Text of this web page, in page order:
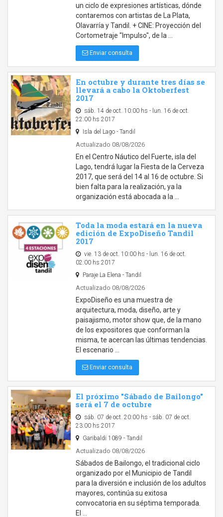
un ciclo de expresiones artísticas, dónde
contaremos con artistas de La Plata,
Olavarría y Tandil. + CINE: Proyección del
Cortometraje "Impulso", de la …
Enviar consulta
En octubre y durante tres días se
llevará a cabo la Oktoberfest
2017
sáb. 14 de oct. 10:00 hs - lun. 16 de oct.
22:00 hs 2017
Isla del Lago - Tandil
Actualizado 08/08/2026
En el Centro Náutico del Fuerte, isla del
Lago, tendrá lugar la Fiesta de la Cerveza
2017, que será del 14 al 16 de octubre. Si
bien falta para la realización, ya la
organización está abocada a la …
Toda la moda estará en la nueva
edición de ExpoDiseño Tandil
2017
vie. 13 de oct. 10:00 hs - lun. 16 de oct.
02:00 hs 2017
Paraje La Elena - Tandil
Actualizado 08/08/2026
ExpoDiseño es una muestra de
arquitectura, moda, diseño, arte y
paisajismo, motor show que, de la mano
de los expositores que conforman la
misma, te acercan las últimas tendencias.
El escenario …
Enviar consulta
El próximo "Sábado de Bailongo"
será el 7 de octubre
sáb. 07 de oct. 20:00 hs - sáb. 07 de oct.
23:00 hs 2017
Garibaldi 1089 - Tandil
Actualizado 08/08/2026
Sábados de Bailongo, el tradicional ciclo
organizado por el Municipio de Tandil
para la diversión e inclusión de los adultos
mayores, continúa su exitosa
convocatoria en su séptima temporada.
El …